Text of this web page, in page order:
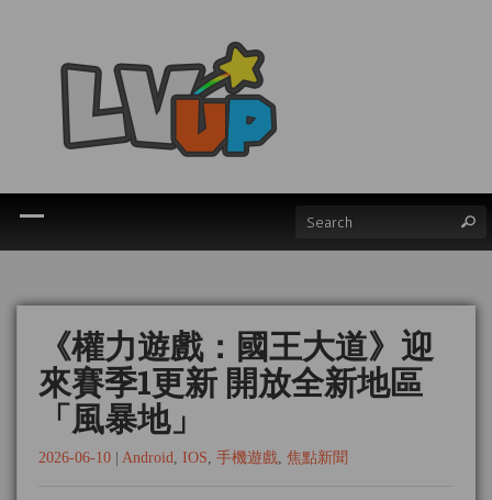
《權力遊戲：國王大道》迎
來賽季1更新 開放全新地區
「風暴地」
2026-06-10 Android, IOS, 手機遊戲, 焦點新聞